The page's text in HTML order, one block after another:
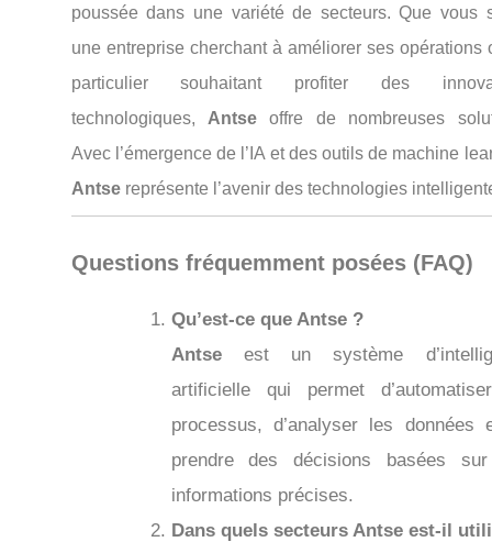
poussée dans une variété de secteurs. Que vous
une entreprise cherchant à améliorer ses opérations
particulier souhaitant profiter des
technologiques, Antse offre de nombreuses
Avec l’émergence de l’IA et des outils de machine
Antsereprésente l’avenir des technologies
Questions fréquemment posées (FAQ)
Qu’est-ce que Antse ?
Antseest un système
artificielle qui permet
processus, d’analyser les données
prendre des décisions basées
informations précises.
Dans quels secteurs Antse est-il